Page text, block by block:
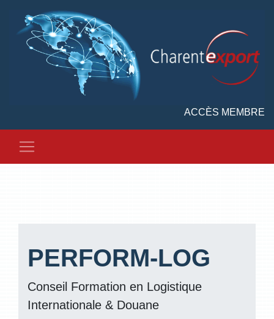
ACCÈS MEMBRE
PERFORM-LOG
Conseil Formation en Logistique
Internationale & Douane